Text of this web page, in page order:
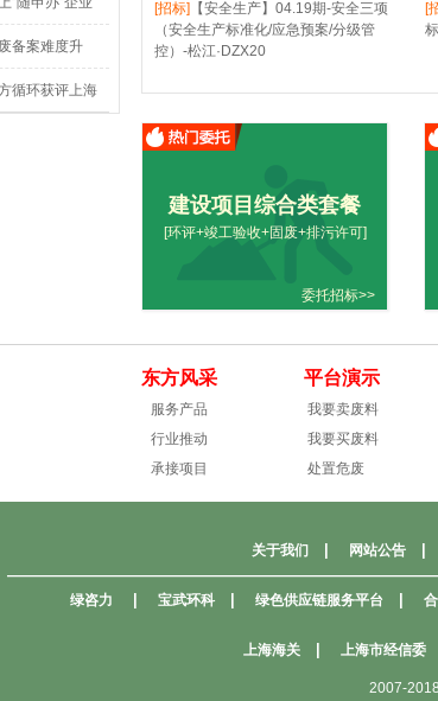
[招标] 【安全生产】04.19期-安全三项
（安全生产标准化/应急预案/分级管
控）-松江·DZX20
[
建设项目综合类套餐
[环评+竣工验收+固废+排污许可]
委托招标>>
故隐患！
备案难度升
循环获评上海
东方风采
服务产品
行业推动
承接项目
平台演示
我要卖废料
我要买废料
处置危废
关于我们 网站公告
绿咨力 宝武环科 绿色供应链服务平台
上海海关 上海市经信委
2007-